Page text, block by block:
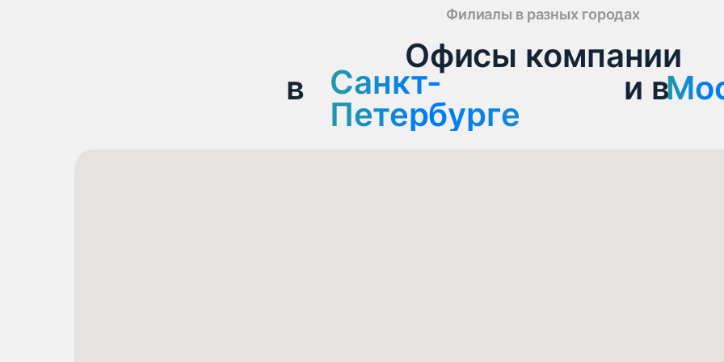
Филиалы в разных городах
Офисы компании
в
Санкт-Петербурге и в
Санкт-
Петербурге